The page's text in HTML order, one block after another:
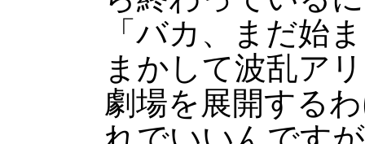
「バカ、まだ始
まかして波乱ア
劇場を展開する